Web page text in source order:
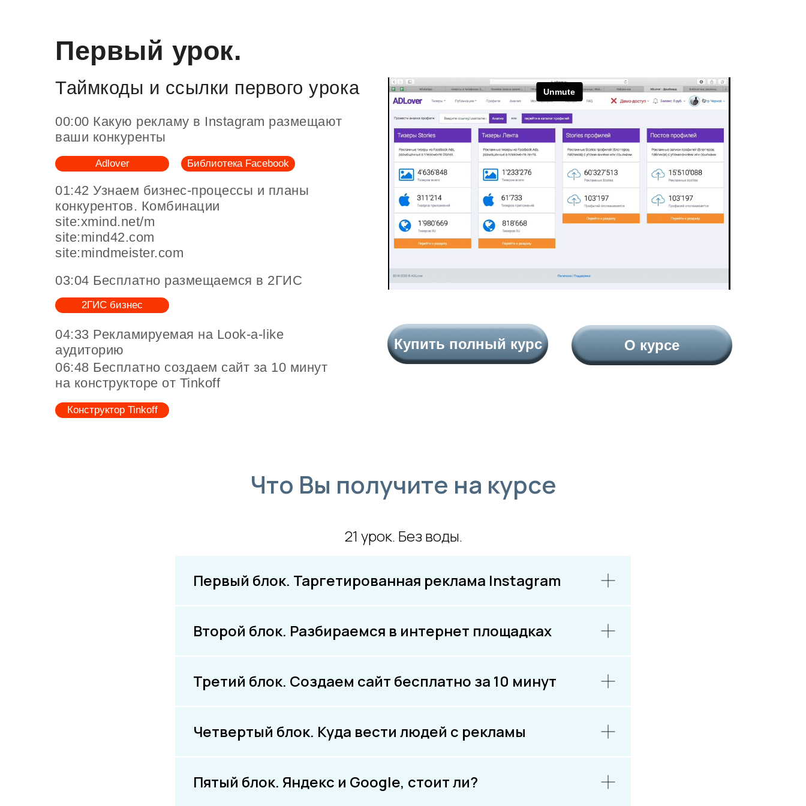
Первый урок.
Adlover
00:00 Какую рекламу в Instagram размещают
ваши конкуренты
Библиотека Facebook
01:42 Узнаем бизнес-процессы и планы
конкурентов. Комбинации
site:xmind.net/m
site:mind42.com
site:mindmeister.com
03:04 Бесплатно размещаемся в 2ГИС
2ГИС бизнес
04:33 Рекламируемая на Look-a-like
аудиторию
06:48 Бесплатно создаем сайт за 10 минут
на конструкторе от Tinkoff
Конструктор Tinkoff
Купить полный курс
Таймкоды и ссылки первого урока
О курсе
Что Вы получите на курсе
21 урок. Без воды.
Первый блок. Таргетированная реклама Instagram
Второй блок. Разбираемся в интернет площадках
Третий блок. Создаем сайт бесплатно за 10 минут
Четвертый блок. Куда вести людей с рекламы
Пятый блок. Яндекс и Google, стоит ли?